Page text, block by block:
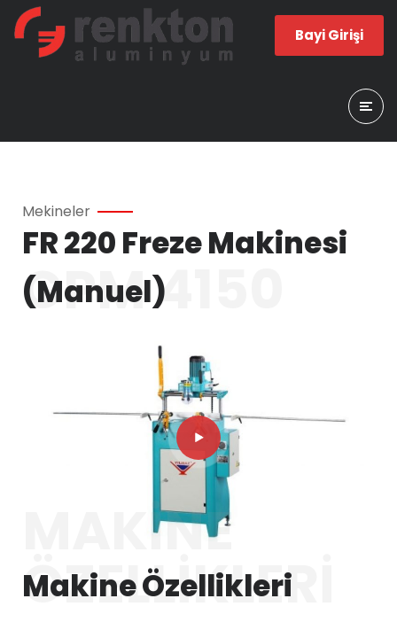
Bayi Girişi
CPM 4150
Mekineler
FR 220 Freze Makinesi
(Manuel)
MAKINE
ÖZELLIKLERI
Makine Özellikleri